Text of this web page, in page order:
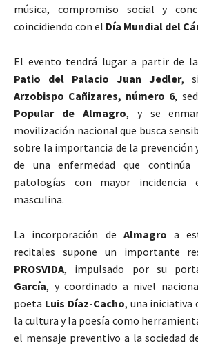
música, compromiso social y
coincidiendo con el Día Mundial del
El evento tendrá lugar a partir de
Patio del Palacio Juan Jedler,
Arzobispo Cañizares, número 6,
Popular de Almagro, y se
movilización nacional que busca
sobre la importancia de la prevención
de una enfermedad que
patologías con mayor incidencia
masculina.
La incorporación de Almagro a
recitales supone un importante
PROSVIDA, impulsado por su
García, y coordinado a nivel
poeta Luis Díaz-Cacho, una iniciativa
la cultura y la poesía como
el mensaje preventivo a la sociedad